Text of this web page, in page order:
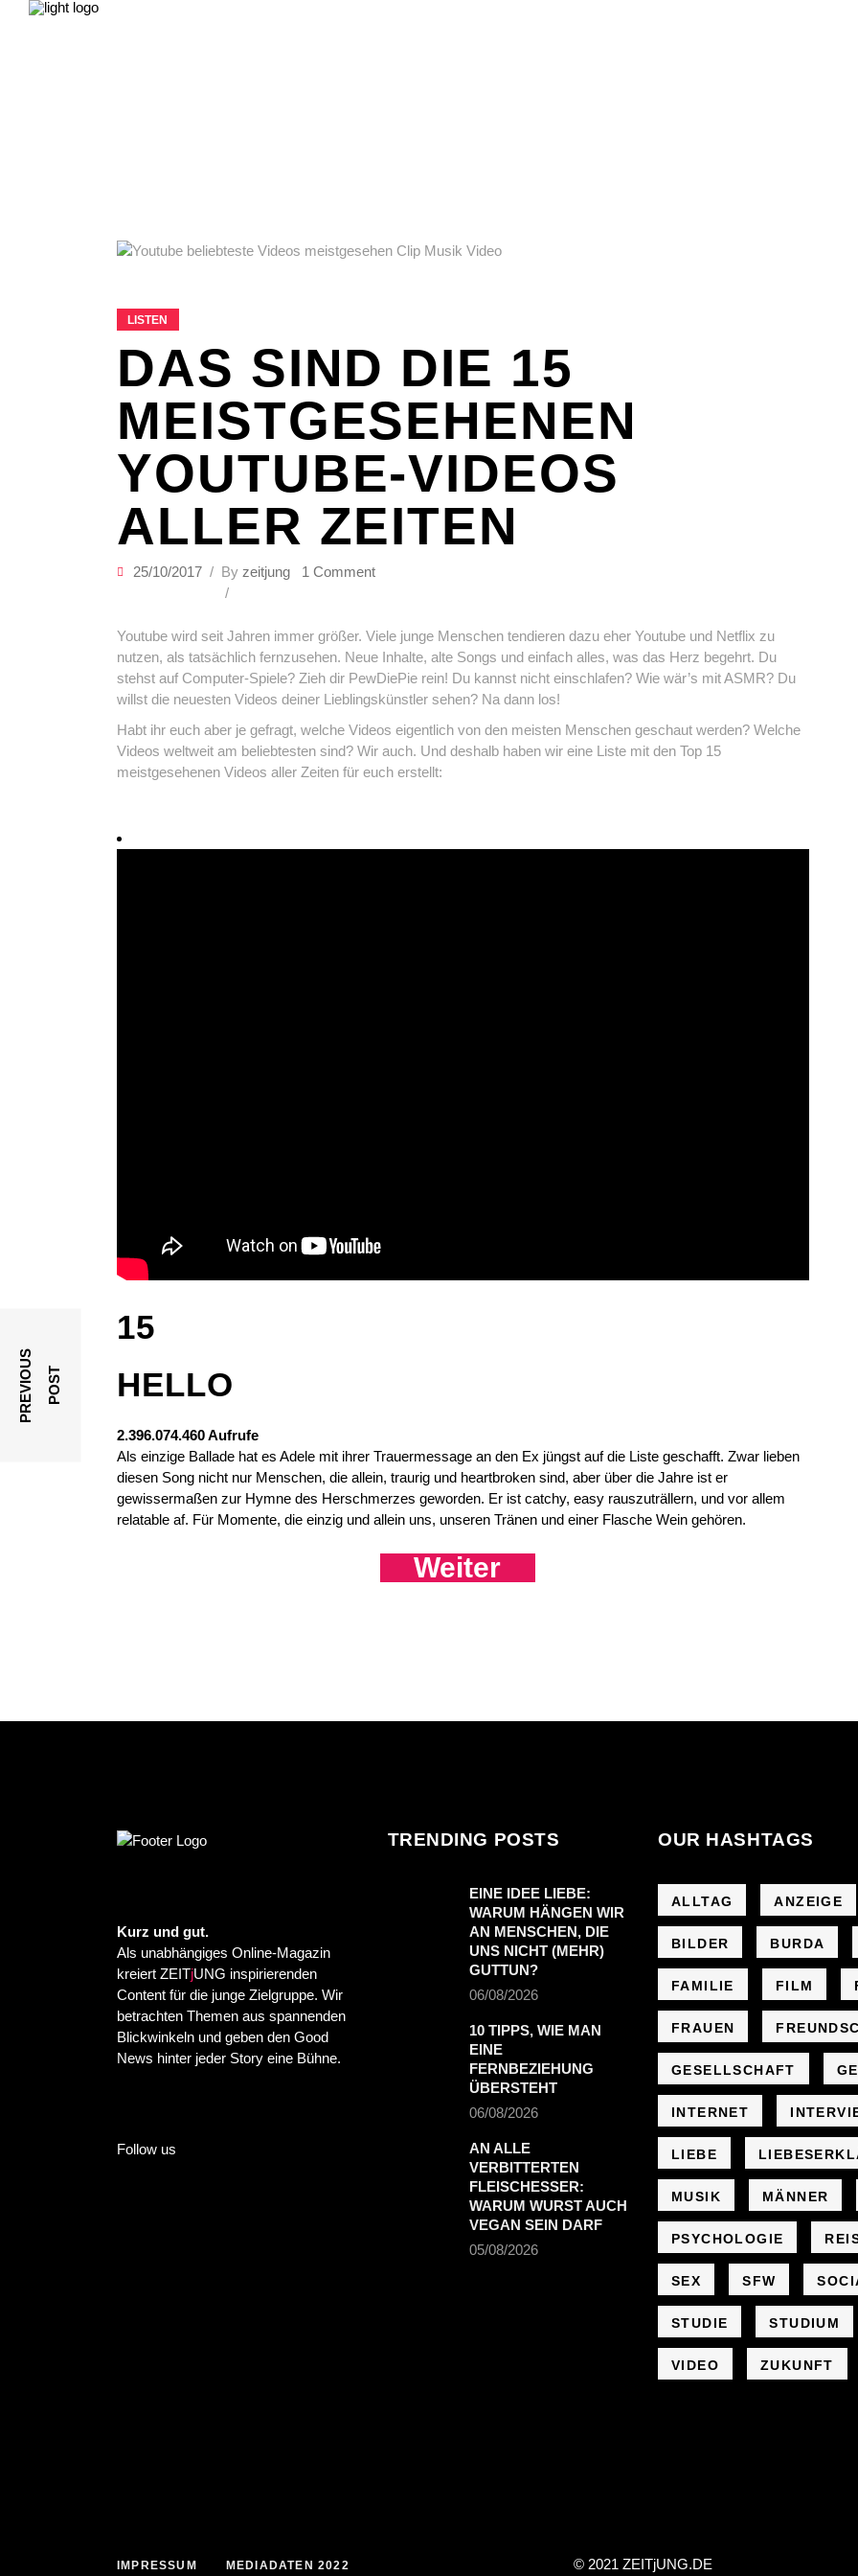
LISTEN
DAS SIND DIE 15
MEISTGESEHENEN
YOUTUBE-VIDEOS
ALLER ZEITEN
25/10/2017 By zeitjung 1 Comment
Youtube wird seit Jahren immer größer. Viele junge Menschen tendieren dazu eher Youtube und Netflix zu
nutzen, als tatsächlich fernzusehen. Neue Inhalte, alte Songs und einfach alles, was das Herz begehrt. Du
stehst auf Computer-Spiele? Zieh dir PewDiePie rein! Du kannst nicht einschlafen? Wie wär’s mit ASMR? Du
willst die neuesten Videos deiner Lieblingskünstler sehen? Na dann los!
Habt ihr euch aber je gefragt, welche Videos eigentlich von den meisten Menschen geschaut werden? Welche
Videos weltweit am beliebtesten sind? Wir auch. Und deshalb haben wir eine Liste mit den Top 15
meistgesehenen Videos aller Zeiten für euch erstellt:
15
HELLO
2.396.074.460 Aufrufe
Als einzige Ballade hat es Adele mit ihrer Trauermessage an den Ex jüngst auf die Liste geschafft. Zwar lieben
diesen Song nicht nur Menschen, die allein, traurig und heartbroken sind, aber über die Jahre ist er
gewissermaßen zur Hymne des Herschmerzes geworden. Er ist catchy, easy rauszuträllern, und vor allem
relatable af. Für Momente, die einzig und allein uns, unseren Tränen und einer Flasche Wein gehören.
Weiter
P
R
E
V
I
O
U
S
P
O
S T
Kurz und gut.
Als unabhängiges Online-Magazin
kreiert ZEITjUNG inspirierenden
Content für die junge Zielgruppe. Wir
betrachten Themen aus spannenden
Blickwinkeln und geben den Good
News hinter jeder Story eine Bühne.
Follow us
TRENDING POSTS
EINE IDEE LIEBE:
WARUM HÄNGEN WIR
AN MENSCHEN, DIE
UNS NICHT (MEHR)
GUTTUN?
06/08/2026
10 TIPPS, WIE MAN
EINE
FERNBEZIEHUNG
ÜBERSTEHT
06/08/2026
AN ALLE
VERBITTERTEN
FLEISCHESSER:
WARUM WURST AUCH
VEGAN SEIN DARF
05/08/2026
OUR HASHTAGS
ALLTAG ANZEIGE
BILDER BURDA
FAMILIE FILM
FRAUEN
GESELLSCHAFT
INTERNET
LIEBE
MUSIK MÄNNER
PSYCHOLOGIE
SEX SFW
STUDIE STUDIUM
VIDEO ZUKUNFT
IMPRESSUM MEDIADATEN 2022 © 2021 ZEITjUNG.DE